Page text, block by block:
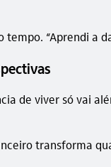
“Aprendi a
de viver só vai
transforma